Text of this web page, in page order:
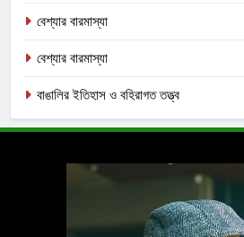
বেশ্যার বারমাস্যা
বেশ্যার বারমাস্যা
বাঙালির ইতিহাস ও বহিরাগত তত্ত্ব